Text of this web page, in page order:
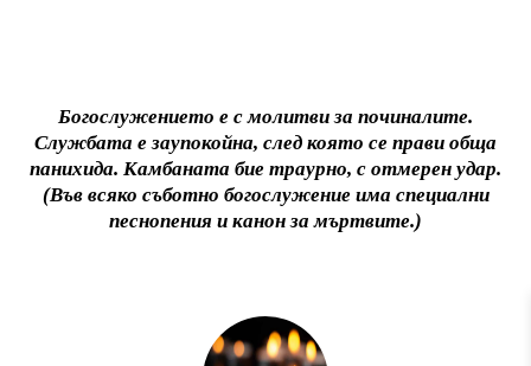
Богослужението е с молитви за починалите.
Службата е заупокойна, след която се прави обща
панихида. Камбаната бие траурно, с отмерен удар.
(Във всяко съботно богослужение има специални
песнопения и канон за мъртвите.)